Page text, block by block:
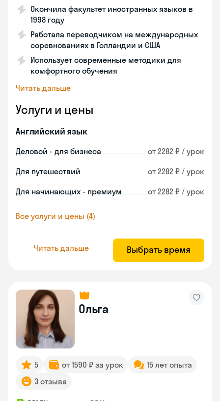
Окончила факультет иностранных языков в
1998 году
Работала переводчиком на международных
соревнованиях в Голландии и США
Использует современные методики для
комфортного обучения
Читать дальше
Услуги и цены
Английский язык
Деловой - для бизнеса от 2282 ₽ / урок
Для путешествий от 2282 ₽ / урок
Для начинающих - премиум от 2282 ₽ / урок
Все услуги и цены (4)
Читать дальше Выбрать время
Ольга
5 от 1590 ₽ за урок
15 лет опыта
3 отзыва